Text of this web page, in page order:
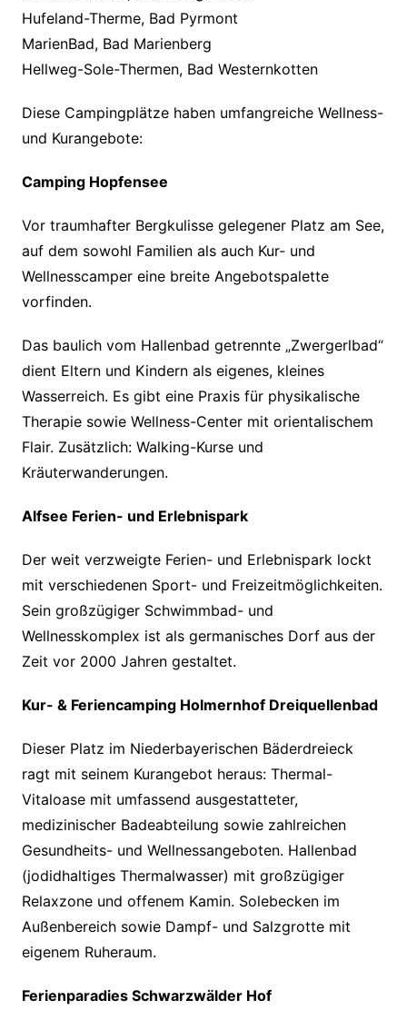
Hufeland-Therme, Bad Pyrmont
MarienBad, Bad Marienberg
Hellweg-Sole-Thermen, Bad Westernkotten
Diese Campingplätze haben umfangreiche Wellness-
und Kurangebote:
Camping Hopfensee
Vor traumhafter Bergkulisse gelegener Platz am See,
auf dem sowohl Familien als auch Kur- und
Wellnesscamper eine breite Angebotspalette
vorfinden.
Das baulich vom Hallenbad getrennte „Zwergerlbad“
dient Eltern und Kindern als eigenes, kleines
Wasserreich. Es gibt eine Praxis für physikalische
Therapie sowie Wellness-Center mit orientalischem
Flair. Zusätzlich: Walking-Kurse und
Kräuterwanderungen.
Alfsee Ferien- und Erlebnispark
Der weit verzweigte Ferien- und Erlebnispark lockt
mit verschiedenen Sport- und Freizeitmöglichkeiten.
Sein großzügiger Schwimmbad- und
Wellnesskomplex ist als germanisches Dorf aus der
Zeit vor 2000 Jahren gestaltet.
Kur- & Feriencamping Holmernhof Dreiquellenbad
Dieser Platz im Niederbayerischen Bäderdreieck
ragt mit seinem Kurangebot heraus: Thermal-
Vitaloase mit umfassend ausgestatteter,
medizinischer Badeabteilung sowie zahlreichen
Gesundheits- und Wellnessangeboten. Hallenbad
(jodidhaltiges Thermalwasser) mit großzügiger
Relaxzone und offenem Kamin. Solebecken im
Außenbereich sowie Dampf- und Salzgrotte mit
eigenem Ruheraum.
Ferienparadies Schwarzwälder Hof